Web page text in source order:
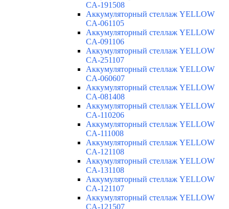
CA-191508
Аккумуляторный стеллаж YELLOW
CA-061105
Аккумуляторный стеллаж YELLOW
CA-091106
Аккумуляторный стеллаж YELLOW
CA-251107
Аккумуляторный стеллаж YELLOW
CA-060607
Аккумуляторный стеллаж YELLOW
CA-081408
Аккумуляторный стеллаж YELLOW
CA-110206
Аккумуляторный стеллаж YELLOW
CA-111008
Аккумуляторный стеллаж YELLOW
CA-121108
Аккумуляторный стеллаж YELLOW
CA-131108
Аккумуляторный стеллаж YELLOW
CA-121107
Аккумуляторный стеллаж YELLOW
CA-121507